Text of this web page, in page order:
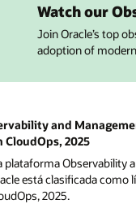
Watch our
Join Oracle’s top
adoption of
and
2025
plataforma Observability
está clasificada como
2025.